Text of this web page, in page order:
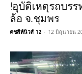
!อุบัติเหตุรถบร
ล้อ จ.ชุมพร
คชสีห์นิวส์ 12 - 12 มิถุนายน